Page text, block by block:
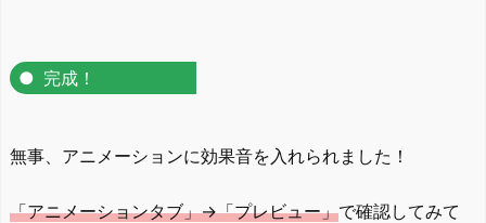
完成！
無事、アニメーションに効果音を入れられました！
「アニメーションタブ」→「プレビュー」で確認してみて